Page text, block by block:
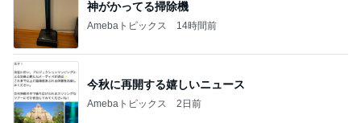
神がかってる掃除機
Amebaトピックス 14時間前
今秋に再開する嬉しいニュース
Amebaトピックス 2日前